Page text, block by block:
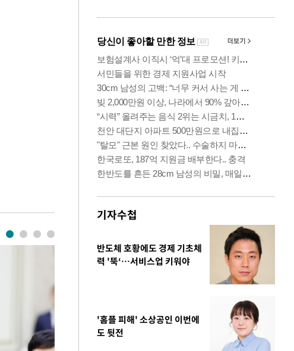
기자수첩
반도체 호황에도 경제 기초체
력 '뚝‘…서비스업 키워야
'홈플 피해' 소상공인 이번에
도 뒷전